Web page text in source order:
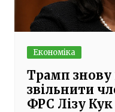
Економіка
Трамп знову
звільнити
ФРС Лізу Кук